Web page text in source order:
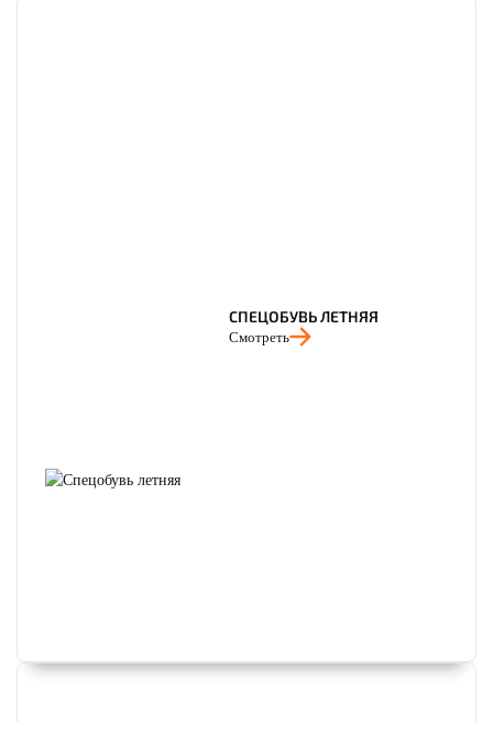
СПЕЦОБУВЬ ЛЕТНЯЯ
Смотреть